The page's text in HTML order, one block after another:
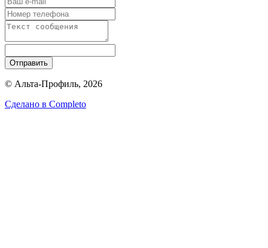
Отправить
© Альта-Профиль, 2026
Сделано в Completo